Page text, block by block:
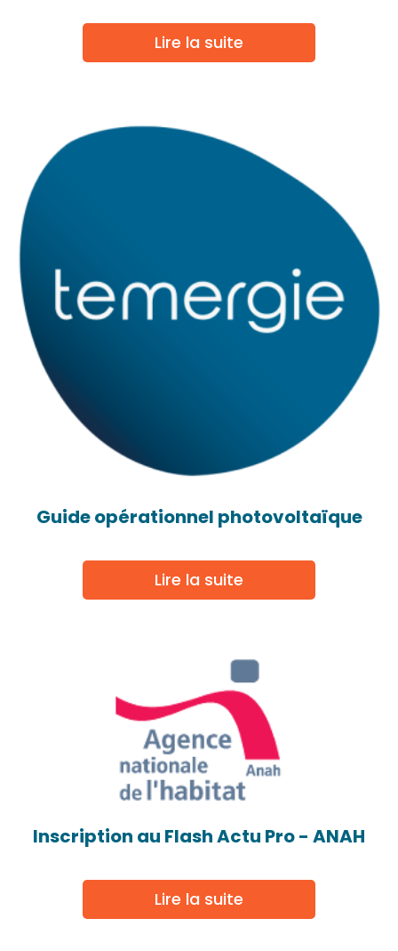
Lire la suite
Guide opérationnel photovoltaïque
Lire la suite
Inscription au Flash Actu Pro - ANAH
Lire la suite